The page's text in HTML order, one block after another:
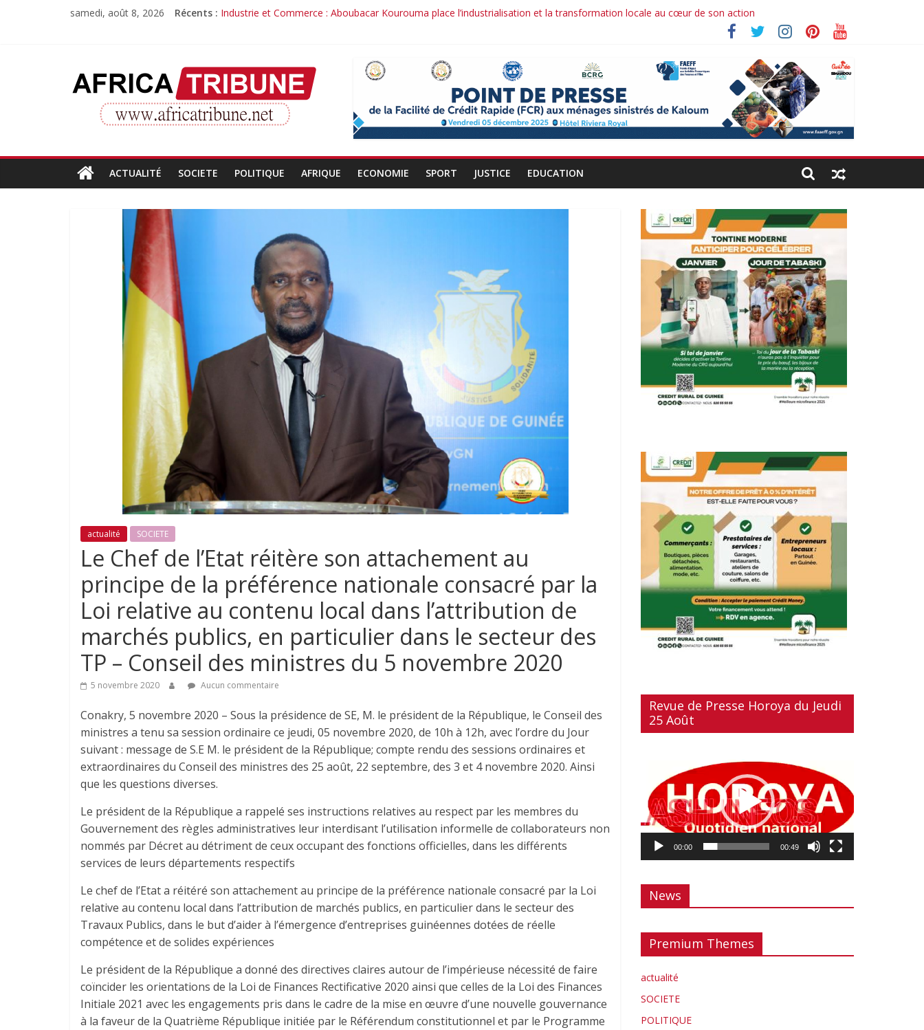
samedi, août 8, 2026 Récents : Industrie et Commerce : Aboubacar Kourouma place l’industrialisation et la transformation locale au cœur de son action
Djiba Diakité reconduit : la confiance renouvelée envers un homme de résultats
Le parcours inspirant d’un officier au service du Président et de son pays.
AfricaTribune
d'informations
ACTUALITÉ SOCIETE POLITIQUE AFRIQUE ECONOMIE SPORT JUSTICE EDUCATION
actualité SOCIETE
Le Chef de l’Etat réitère son attachement au
principe de la préférence nationale consacré par la
Loi relative au contenu local dans l’attribution de
marchés publics, en particulier dans le secteur des
TP – Conseil des ministres du 5 novembre 2020
5 novembre 2020 Aucun commentaire
Conakry, 5 novembre 2020 – Sous la présidence de SE, M. le président de la République, le Conseil des
ministres a tenu sa session ordinaire ce jeudi, 05 novembre 2020, de 10h à 12h, avec l’ordre du Jour
suivant : message de S.E M. le président de la République; compte rendu des sessions ordinaires et
extraordinaires du Conseil des ministres des 25 août, 22 septembre, des 3 et 4 novembre 2020. Ainsi
que les questions diverses.
Le président de la République a rappelé ses instructions relatives au respect par les membres du
Gouvernement des règles administratives leur interdisant l’utilisation informelle de collaborateurs non
nommés par Décret au détriment de ceux occupant des fonctions officielles, dans les différents
services de leurs départements respectifs
Le chef de l’Etat a réitéré son attachement au principe de la préférence nationale consacré par la Loi
relative au contenu local dans l’attribution de marchés publics, en particulier dans le secteur des
Travaux Publics, dans le but d’aider à l’émergence d’entreprises guinéennes dotées de réelle
compétence et de solides expériences
Le président de la République a donné des directives claires autour de l’impérieuse nécessité de faire
coïncider les orientations de la Loi de Finances Rectificative 2020 ainsi que celles de la Loi des Finances
Initiale 2021 avec les engagements pris dans le cadre de la mise en œuvre d’une nouvelle gouvernance
à la faveur de la Quatrième République initiée par le Référendum constitutionnel et par le Programme
Revue de Presse Horoya du Jeudi
25 Août
00:00 00:49
News
Premium Themes
actualité
SOCIETE
POLITIQUE